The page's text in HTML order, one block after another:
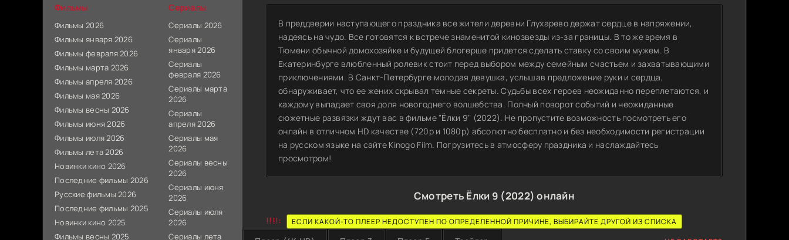
В преддверии наступающего праздника все жители деревни Глухарево держат сердце в напряжении,
надеясь на чудо. Все готовятся к встрече знаменитой кинозвезды из-за границы. В то же время в
Тюмени обычной домохозяйке и будущей блогерше придется сделать ставку со своим мужем. В
Екатеринбурге влюбленный ролевик стоит перед выбором между семейным счастьем и захватывающими
приключениями. В Санкт-Петербурге молодая девушка, услышав предложение руки и сердца,
обнаруживает, что ее жених скрывал темные секреты. Судьбы всех героев неожиданно переплетаются, и
каждому выпадает своя доля новогоднего волшебства. Полный поворот событий и неожиданные
сюжетные развязки ждут вас в фильме "Ёлки 9" (2022). Не пропустите возможность посмотреть его
онлайн в отличном HD качестве (720p и 1080p) абсолютно бесплатно и без необходимости регистрации
на русском языке на сайте Kinogo Film. Погрузитесь в атмосферу праздника и наслаждайтесь
просмотром!
Смотреть Ёлки 9 (2022) онлайн
!!!!: ЕСЛИ КАКОЙ-ТО ПЛЕЕР НЕДОСТУПЕН ПО ОПРЕДЕЛЕННОЙ ПРИЧИНЕ, ВЫБИРАЙТЕ ДРУГОЙ ИЗ СПИСКА
Фильмы
Фильмы 2026
Фильмы января 2026
Фильмы февраля 2026
Фильмы марта 2026
Фильмы апреля 2026
Фильмы мая 2026
Фильмы весны 2026
Фильмы июня 2026
Фильмы июля 2026
Фильмы лета 2026
Новинки кино 2026
Последние фильмы 2026
Русские фильмы 2026
Последние фильмы 2025
Новинки кино 2025
Фильмы весны 2025
Сериалы
Сериалы 2026
Сериалы
января 2026
Сериалы
февраля 2026
Сериалы марта
2026
Сериалы
апреля 2026
Сериалы мая
2026
Сериалы весны
2026
Сериалы июня
2026
Сериалы июля
2026
Сериалы лета